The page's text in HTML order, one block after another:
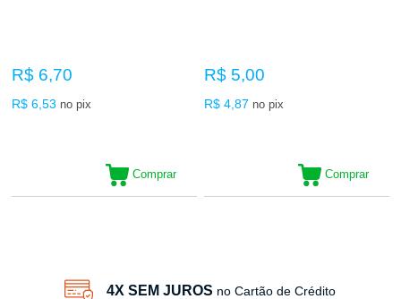
R$ 6,70
R$ 6,53 no pix
Comprar
R$ 5,00
R$ 4,87 no pix
Comprar
4X SEM JUROS no Cartão de Crédito